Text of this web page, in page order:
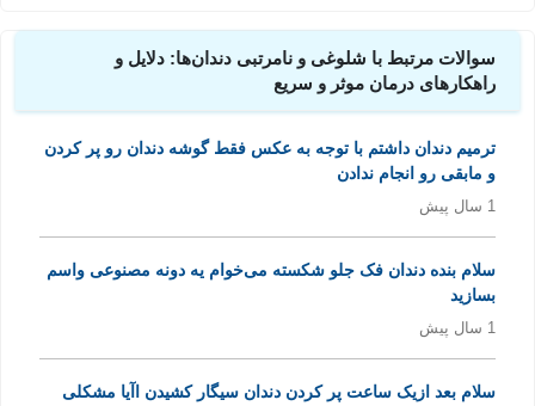
سوالات مرتبط با شلوغی و نامرتبی دندان‌ها: دلایل و
راهکارهای درمان موثر و سریع
ترمیم دندان داشتم با توجه به عکس فقط گوشه دندان رو پر کردن
و مابقی رو انجام ندادن
1 سال پیش
سلام بنده دندان فک جلو شکسته می‌خوام یه دونه مصنوعی واسم
بسازید
1 سال پیش
سلام بعد ازیک ساعت پر کردن دندان سیگار کشیدن اآیا مشکلی